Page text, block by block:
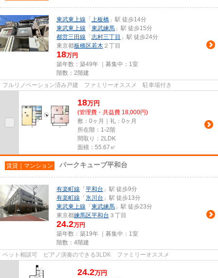
東武東上線 「 上板橋 」駅 徒歩14分
東武東上線 「 東武練馬 」駅 徒歩15分
都営三田線 「 志村三丁目 」駅 徒歩24分
東京都板橋区若木 ２丁目
18万円
築年数：築49年 ｜募集中： 1室
階数：2階建
フルリノベーション済み戸建 ファミリーオススメ 駐車場付き
18万円
(管理費・共益費 18,000円)
敷：0ヶ月｜礼：0ヶ月
所在階：1-2階
間取り：2LDK
面積：55.67㎡
賃貸｜マンション パークキューブ平和台
有楽町線 「 平和台 」駅 徒歩9分
有楽町線 「 氷川台 」駅 徒歩13分
東武東上線 「 東武練馬 」駅 徒歩23分
東京都練馬区平和台 ３丁目
24.2万円
築年数：築19年 ｜募集中： 1室
階数：4階建
ペット相談可 ピアノ演奏のできる3LDK ファミリーオススメ
24.2万円